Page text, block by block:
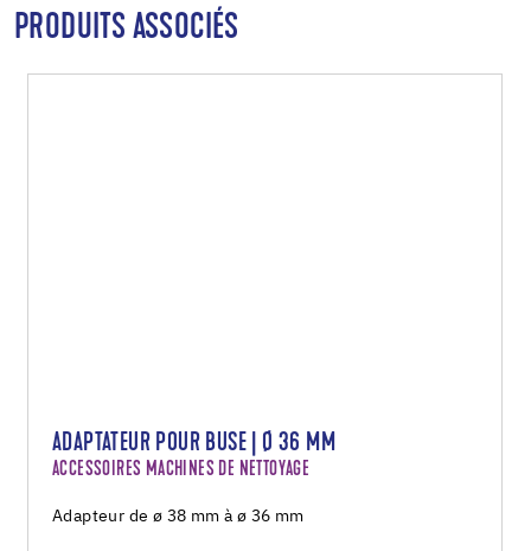
PRODUITS ASSOCIÉS
ADAPTATEUR POUR BUSE | Ø 36 MM
ACCESSOIRES MACHINES DE NETTOYAGE
Adapteur de ø 38 mm à ø 36 mm